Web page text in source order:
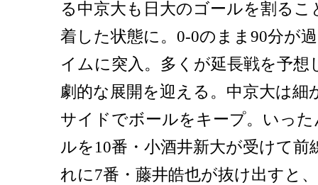
る中京大も日大のゴールを割る
着した状態に。0-0のまま90分が
イムに突入。多くが延長戦を予想
劇的な展開を迎える。中京大は細
サイドでボールをキープ。いっ
ルを10番・小酒井新大が受けて
れに7番・藤井皓也が抜け出すと